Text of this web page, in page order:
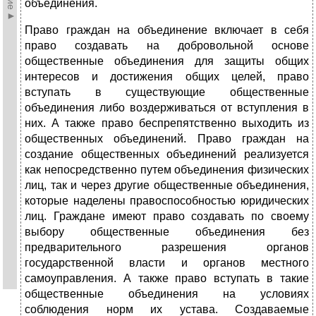
объединения.
Право граждан на объединение включает в себя
право создавать на добровольной основе
общественные объединения для защиты общих
интересов и достижения общих целей, право
вступать в существующие общественные
объединения либо воздерживаться от вступления в
них. А также право беспрепятственно выходить из
общественных объединений. Право граждан на
создание общественных объединений реализуется
как непосредственно путем объединения физических
лиц, так и через другие общественные объединения,
которые наделены правоспособностью юридических
лиц. Граждане имеют право создавать по своему
выбору общественные объединения без
предварительного разрешения органов
государственной власти и органов местного
самоуправления. А также право вступать в такие
общественные объединения на условиях
соблюдения норм их устава. Создаваемые